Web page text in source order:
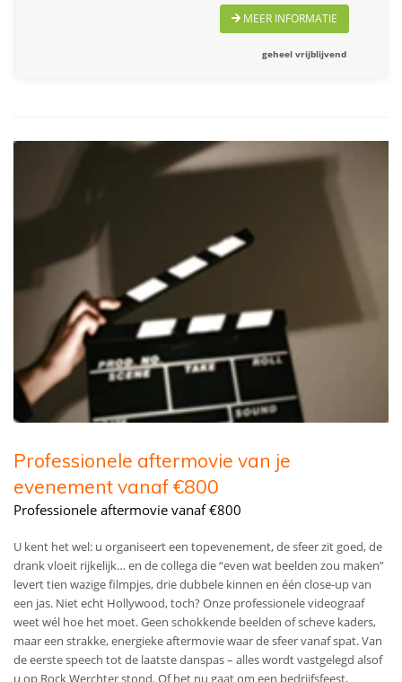
MEER INFORMATIE
geheel vrijblijvend
Professionele aftermovie van je
evenement vanaf €800
Professionele aftermovie vanaf €800
U kent het wel: u organiseert een top­evenement, de sfeer zit goed, de
drank vloeit rijkelijk… en de collega die “even wat beelden zou maken”
levert tien wazige filmpjes, drie dubbele kinnen en één close-up van
een jas. Niet echt Hollywood, toch? Onze professionele videograaf
weet wél hoe het moet. Geen schokkende beelden of scheve kaders,
maar een strakke, energieke aftermovie waar de sfeer vanaf spat. Van
de eerste speech tot de laatste danspas – alles wordt vastgelegd alsof
u op Rock Werchter stond. Of het nu gaat om een bedrijfsfeest,